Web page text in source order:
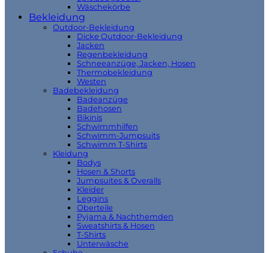
Wäschekörbe
Bekleidung
Outdoor-Bekleidung
Dicke Outdoor-Bekleidung
Jacken
Regenbekleidung
Schneeanzüge, Jacken, Hosen
Thermobekleidung
Westen
Badebekleidung
Badeanzüge
Badehosen
Bikinis
Schwimmhilfen
Schwimm-Jumpsuits
Schwimm T-Shirts
Kleidung
Bodys
Hosen & Shorts
Jumpsuites & Overalls
Kleider
Leggins
Oberteile
Pyjama & Nachthemden
Sweatshirts & Hosen
T-Shirts
Unterwäsche